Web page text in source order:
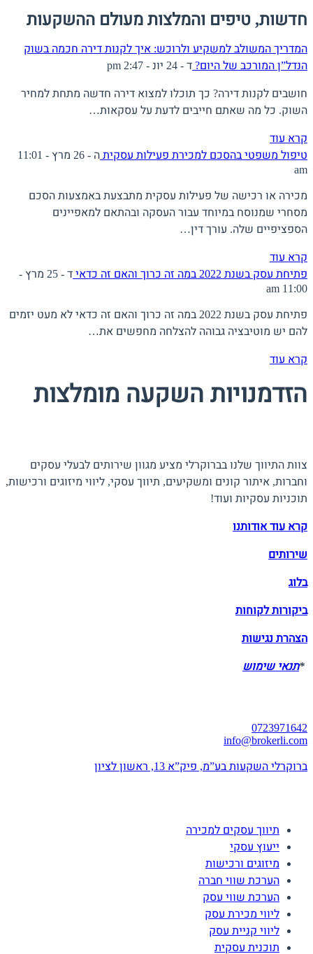
חדשות, טיפים והמלצות מעולם ההשקעות
המדריך המשולב למשקיע ולרוכש: איך לקנות דירה חכמה בשוק
הנדל”ן המורכב של היום? ד - 24 יונ - 2:47 pm
חושבים לקנות דירה? כך תוכלו למצוא דירה חדשה מתחת למחיר
השוק. כל מה שאתם חייבים לדעת על עסקאות…
קרא עוד
טיפול משפטי בהסכם למכירת פעילות עסקית
ה - 26 מרץ - 11:01
am
מכירה או רכישה של פעילות עסקית מתבצעת באמצעות הסכם
מסחרי שמנוסח במיוחד עבור העסקה ובהתאם למאפיינים
הספציפיים שלה. עורך דין…
קרא עוד
פתיחת עסק בשנת 2022 במה זה כרוך והאם זה כדאי
ד - 25 מרץ -
11:00 am
פתיחת עסק בשנת 2022 במה זה כרוך והאם זה כדאי לא מעט יזמים
להם יש מוטיבציה גבוהה להצלחה מחפשים את…
קרא עוד
הזדמנויות השקעה מומלצות
צוות התיווך שלנו בברוקרלי מציע מגוון שירותים לבעלי עסקים
וחברות, איתור קונים ומשקיעים, תיווך עסקי, ליווי מיזוגים ורכישות,
תוכניות עסקיות ועוד!
קרא עוד אודותנו
שירותים
בלוג
ביקורות לקוחות
הצהרת נגישות
*תנאי שימוש
0723971642
info@brokerli.com
ברוקרלי השקעות בע”מ, פיק”א 13, ראשון לציון
תיווך עסקים למכירה
ייעוץ עסקי
מיזוגים ורכישות
הערכת שווי חברה
הערכת שווי עסק
ליווי מכירת עסק
ליווי קניית עסק
תוכנית עסקית